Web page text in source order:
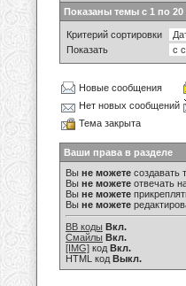
Показаны темы с 1 по 20
Критерий сортировки
Показать
Новые сообщения
Нет новых сообщений
Тема закрыта
Ваши права в разделе
Вы не можете создавать
Вы не можете отвечать
Вы не можете
Вы не можете
BB коды Вкл.
Смайлы Вкл.
[IMG] код Вкл.
HTML код Выкл.